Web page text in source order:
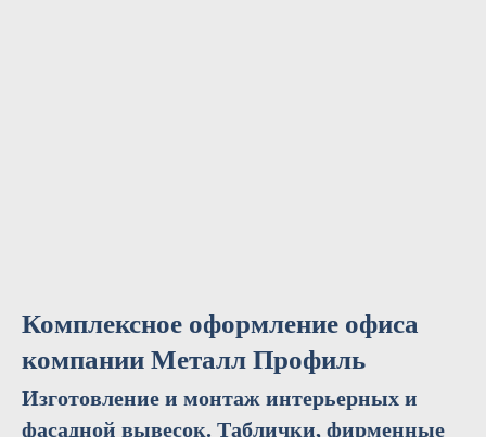
Комплексное оформление офиса
компании Металл Профиль
Изготовление и монтаж интерьерных и
фасадной вывесок. Таблички, фирменные